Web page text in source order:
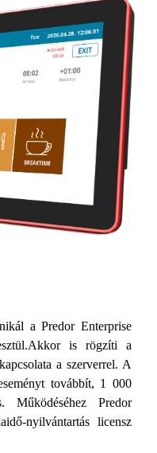
a Predor Enterprise
is rögzíti a
a szerverrel. A
továbbít, 1 000
Működéséhez Predor
nyilvántartás licensz